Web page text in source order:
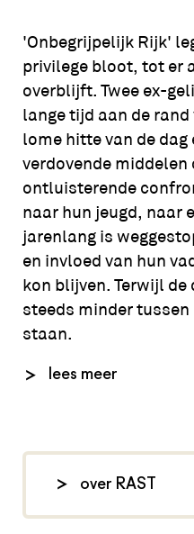
'Onbegrijpelijk Rijk'
privilege bloot, tot er
overblijft. Twee ex-
lange tijd aan de
lome hitte van de dag
verdovende
ontluisterende
naar hun jeugd, naar
jarenlang is
en invloed van hun
kon blijven. Terwijl
steeds minder
staan.
In 'Onbegrijpelijk Rijk'
hij naar de gemene
onze kwetsbare,
ervaringen: hij is
lees meer
over RAST